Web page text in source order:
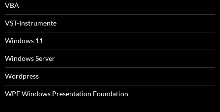
VBA
VST-Instrumente
Windows 11
Windows Server
Wordpress
WPF Windows Presentation Foundation